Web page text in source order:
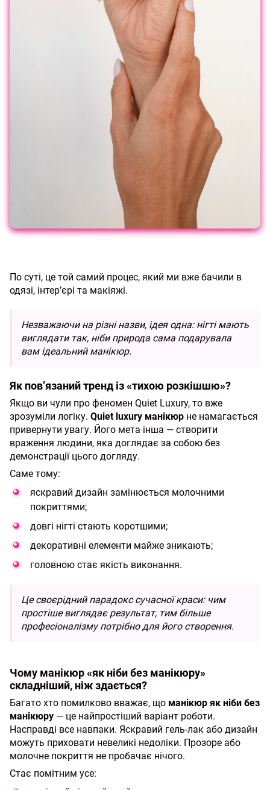
По суті, це той самий процес, який ми вже бачили в
одязі, інтер’єрі та макіяжі.
Незважаючи на різні назви, ідея одна: нігті мають
виглядати так, ніби природа сама подарувала
вам ідеальний манікюр.
Як пов’язаний тренд із «тихою розкішшю»?
Якщо ви чули про феномен Quiet Luxury, то вже
зрозуміли логіку. Quiet luxury манікюр не намагається
привернути увагу. Його мета інша — створити
враження людини, яка доглядає за собою без
демонстрації цього догляду.
Саме тому:
яскравий дизайн замінюється молочними
покриттями;
довгі нігті стають коротшими;
декоративні елементи майже зникають;
головною стає якість виконання.
Це своєрідний парадокс сучасної краси: чим
простіше виглядає результат, тим більше
професіоналізму потрібно для його створення.
Чому манікюр «як ніби без манікюру»
складніший, ніж здається?
Багато хто помилково вважає, що манікюр як ніби без
манікюру — це найпростіший варіант роботи.
Насправді все навпаки. Яскравий гель-лак або дизайн
можуть приховати невеликі недоліки. Прозоре або
молочне покриття не пробачає нічого.
Стає помітним усе: